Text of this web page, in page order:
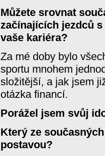
Můžete srovnat
začínajících jezdců
vaše kariéra?
Za mé doby bylo
sportu mnohem
složitější, a jak jsem
otázka financí.
Porážel jsem svůj
Který ze
postavou?